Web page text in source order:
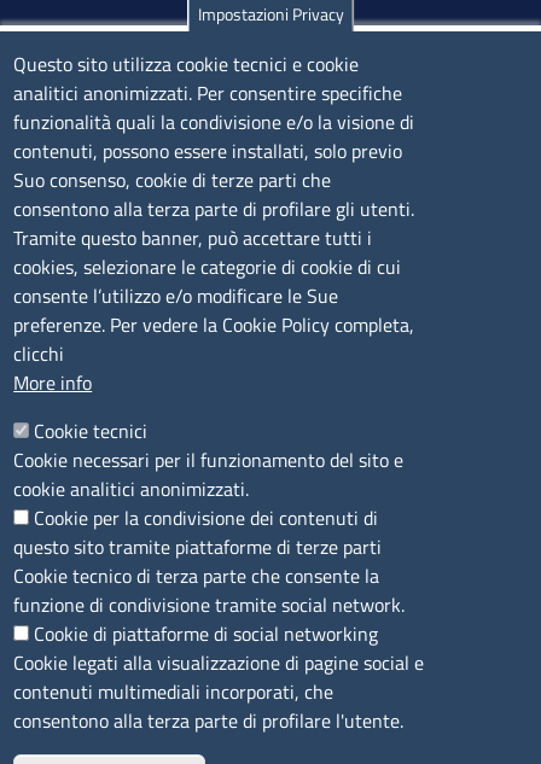
Olbia
Via Nanni 43 - 07026 Olbia
Tel. 0789 66122 | 0789 69580
mail:ufficio.olbia@ss.camcom.it
lunedì al venerdì: 9,00 - 12,00; lunedì pomeriggio: 16,00
- 17,00
CONTATTI
Camera di Commercio, Industria, Artigianato e
Agricoltura di Sassari
P.IVA01047570906
Codice Fiscale 80000930901
Codice Univoco per le fatture elettroniche
LINK UTILI
Segnalazione di illecito
Amministrazione Trasparente
Accesso riservato
Impostazioni Privacy
Questo sito utilizza cookie tecnici e cookie
analitici anonimizzati. Per consentire specifiche
funzionalità quali la condivisione e/o la visione di
contenuti, possono essere installati, solo previo
Suo consenso, cookie di terze parti che
consentono alla terza parte di profilare gli utenti.
Tramite questo banner, può accettare tutti i
cookies, selezionare le categorie di cookie di cui
consente l’utilizzo e/o modificare le Sue
preferenze. Per vedere la Cookie Policy completa,
clicchi
More info
Cookie tecnici
Cookie necessari per il funzionamento del sito e
cookie analitici anonimizzati.
Cookie per la condivisione dei contenuti di
questo sito tramite piattaforme di terze parti
Cookie tecnico di terza parte che consente la
funzione di condivisione tramite social network.
Cookie di piattaforme di social networking
Cookie legati alla visualizzazione di pagine social e
contenuti multimediali incorporati, che
consentono alla terza parte di profilare l'utente.